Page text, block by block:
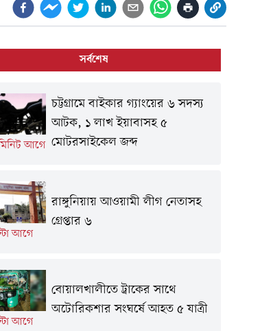
সর্বশেষ
আগে
চট্টগ্রামে বাইকার গ্যাংয়ের ৬ সদস্য
আটক, ১ লাখ ইয়াবাসহ ৫
মোটরসাইকেল জব্দ
আগে
রাঙ্গুনিয়ায় আওয়ামী লীগ নেতাসহ
গ্রেপ্তার ৬
আগে
বোয়ালখালীতে ট্রাকের সাথে
অটোরিকশার সংঘর্ষে আহত ৫ যাত্রী